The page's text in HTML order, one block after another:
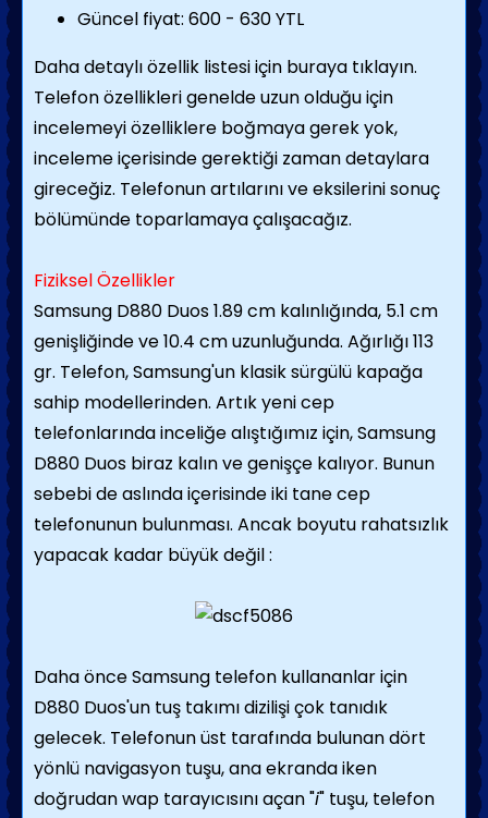
Güncel fiyat: 600 - 630 YTL
Daha detaylı özellik listesi için buraya tıklayın.
Telefon özellikleri genelde uzun olduğu için
incelemeyi özelliklere boğmaya gerek yok,
inceleme içerisinde gerektiği zaman detaylara
gireceğiz. Telefonun artılarını ve eksilerini sonuç
bölümünde toparlamaya çalışacağız.
Fiziksel Özellikler
Samsung D880 Duos 1.89 cm kalınlığında, 5.1 cm
genişliğinde ve 10.4 cm uzunluğunda. Ağırlığı 113
gr. Telefon, Samsung'un klasik sürgülü kapağa
sahip modellerinden. Artık yeni cep
telefonlarında inceliğe alıştığımız için, Samsung
D880 Duos biraz kalın ve genişçe kalıyor. Bunun
sebebi de aslında içerisinde iki tane cep
telefonunun bulunması. Ancak boyutu rahatsızlık
yapacak kadar büyük değil :
Daha önce Samsung telefon kullananlar için
D880 Duos'un tuş takımı dizilişi çok tanıdık
gelecek. Telefonun üst tarafında bulunan dört
yönlü navigasyon tuşu, ana ekranda iken
doğrudan wap tarayıcısını açan "i" tuşu, telefon